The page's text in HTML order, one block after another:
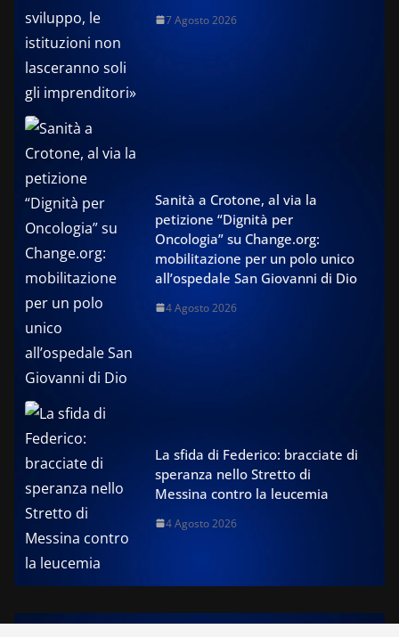
7 Agosto 2026
Sanità a Crotone, al via la
petizione “Dignità per
Oncologia” su Change.org:
mobilitazione per un polo unico
all’ospedale San Giovanni di Dio
4 Agosto 2026
La sfida di Federico: bracciate di
speranza nello Stretto di
Messina contro la leucemia
4 Agosto 2026